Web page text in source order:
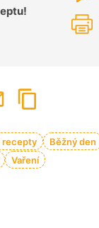
recepty Běžný den
Vaření